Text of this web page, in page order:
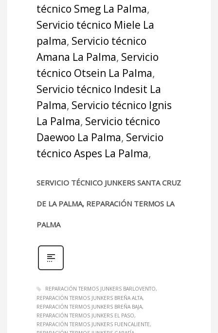
técnico Smeg La Palma,
Servicio técnico Miele La
palma, Servicio técnico
Amana La Palma, Servicio
técnico Otsein La Palma,
Servicio técnico Indesit La
Palma, Servicio técnico Ignis
La Palma, Servicio técnico
Daewoo La Palma, Servicio
técnico Aspes La Palma,
SERVICIO TÉCNICO JUNKERS SANTA CRUZ
DE LA PALMA, REPARACIÓN TERMOS LA
PALMA
REPARACIÓN TERMOS JUNKERS BARLOVENTO
REPARACIÓN TERMOS JUNKERS BREÑA ALTA
REPARACIÓN TERMOS JUNKERS BREÑA BAJA
REPARACIÓN TERMOS JUNKERS EL PASO
REPARACIÓN TERMOS JUNKERS FUENCALIENTE